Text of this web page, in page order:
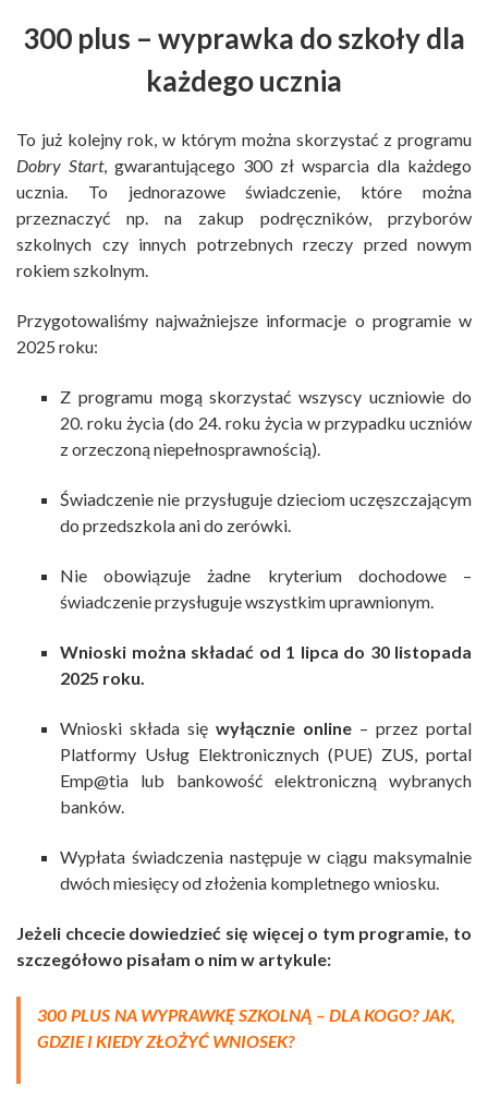
300 plus – wyprawka do szkoły dla
każdego ucznia
To już kolejny rok, w którym można skorzystać z programu
Dobry Start, gwarantującego 300 zł wsparcia dla każdego
ucznia. To jednorazowe świadczenie, które można
przeznaczyć np. na zakup podręczników, przyborów
szkolnych czy innych potrzebnych rzeczy przed nowym
rokiem szkolnym.
Przygotowaliśmy najważniejsze informacje o programie w
2025 roku:
Z programu mogą skorzystać wszyscy uczniowie do
20. roku życia (do 24. roku życia w przypadku uczniów
z orzeczoną niepełnosprawnością).
Świadczenie nie przysługuje dzieciom uczęszczającym
do przedszkola ani do zerówki.
Nie obowiązuje żadne kryterium dochodowe –
świadczenie przysługuje wszystkim uprawnionym.
Wnioski można składać od 1 lipca do 30 listopada
2025 roku.
Wnioski składa się wyłącznie online – przez portal
Platformy Usług Elektronicznych (PUE) ZUS, portal
Emp@tia lub bankowość elektroniczną wybranych
banków.
Wypłata świadczenia następuje w ciągu maksymalnie
dwóch miesięcy od złożenia kompletnego wniosku.
Jeżeli chcecie dowiedzieć się więcej o tym programie, to
szczegółowo pisałam o nim w artykule:
300 PLUS NA WYPRAWKĘ SZKOLNĄ – DLA KOGO? JAK,
GDZIE I KIEDY ZŁOŻYĆ WNIOSEK?